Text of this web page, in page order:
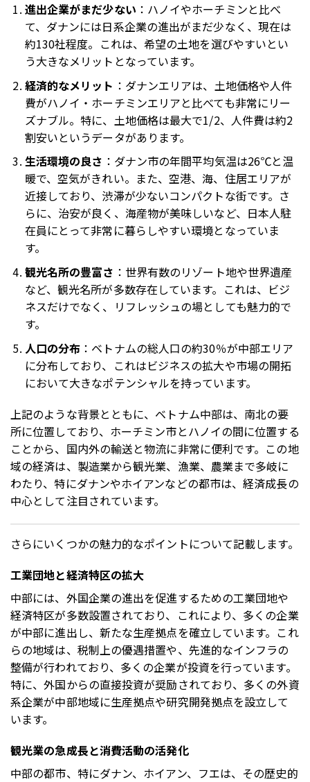
進出企業がまだ少ない ：ハノイやホーチミンと比べ
て、ダナンには日系企業の進出がまだ少なく、現在は
約130社程度。これは、希望の土地を選びやすいとい
う大きなメリットとなっています。
経済的なメリット ：ダナンエリアは、土地価格や人件
費がハノイ・ホーチミンエリアと比べても非常にリー
ズナブル。特に、土地価格は最大で1/2、人件費は約2
割安いというデータがあります。
生活環境の良さ ：ダナン市の年間平均気温は26℃と温
暖で、空気がきれい。また、空港、海、住居エリアが
近接しており、渋滞が少ないコンパクトな街です。さ
らに、治安が良く、海産物が美味しいなど、日本人駐
在員にとって非常に暮らしやすい環境となっていま
す。
観光名所の豊富さ ：世界有数のリゾート地や世界遺産
など、観光名所が多数存在しています。これは、ビジ
ネスだけでなく、リフレッシュの場としても魅力的で
す。
人口の分布 ：ベトナムの総人口の約30％が中部エリア
に分布しており、これはビジネスの拡大や市場の開拓
において大きなポテンシャルを持っています。
上記のような背景とともに、ベトナム中部は、南北の要
所に位置しており、ホーチミン市とハノイの間に位置する
ことから、国内外の輸送と物流に非常に便利です。この地
域の経済は、製造業から観光業、漁業、農業まで多岐に
わたり、特にダナンやホイアンなどの都市は、経済成長の
中心として注目されています。
さらにいくつかの魅力的なポイントについて記載します。
工業団地と経済特区の拡大
中部には、外国企業の進出を促進するための工業団地や
経済特区が多数設置されており、これにより、多くの企業
が中部に進出し、新たな生産拠点を確立しています。これ
らの地域は、税制上の優遇措置や、先進的なインフラの
整備が行われており、多くの企業が投資を行っています。
特に、外国からの直接投資が奨励されており、多くの外資
系企業が中部地域に生産拠点や研究開発拠点を設立して
います。
観光業の急成長と消費活動の活発化
中部の都市、特にダナン、ホイアン、フエは、その歴史的